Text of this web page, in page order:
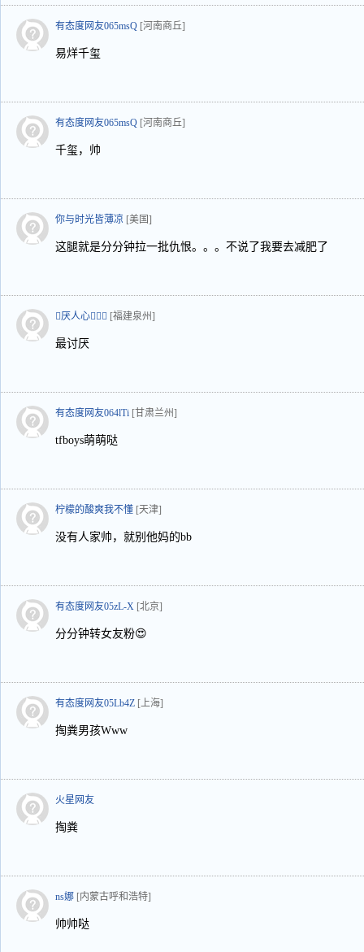
有态度网友065msQ [河南商丘]
易烊千玺
有态度网友065msQ [河南商丘]
千玺，帅
你与时光皆薄凉 [美国]
这腿就是分分钟拉一批仇恨。。。不说了我要去减肥了
厌人心 [福建泉州]
最讨厌
有态度网友064lTi [甘肃兰州]
tfboys萌萌哒
柠檬的酸爽我不懂 [天津]
没有人家帅，就别他妈的bb
有态度网友05zL-X [北京]
分分钟转女友粉😍
有态度网友05Lb4Z [上海]
掏粪男孩Www
火星网友
掏粪
ns娜 [内蒙古呼和浩特]
帅帅哒